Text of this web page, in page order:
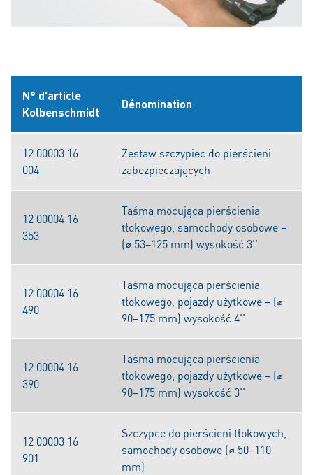
N° d'article
Kolbenschmidt
Dénomination
12 00003 16
004
Zestaw szczypiec do pierścieni
zabezpieczających
12 00004 16
353
Taśma mocująca pierścienia
tłokowego, samochody osobowe –
(⌀ 53–125 mm) wysokość 3''
12 00004 16
490
Taśma mocująca pierścienia
tłokowego, pojazdy użytkowe – (⌀
90–175 mm) wysokość 4''
12 00004 16
390
Taśma mocująca pierścienia
tłokowego, pojazdy użytkowe – (⌀
90–175 mm) wysokość 3''
12 00003 16
901
Szczypce do pierścieni tłokowych,
samochody osobowe (⌀ 50–110
mm)